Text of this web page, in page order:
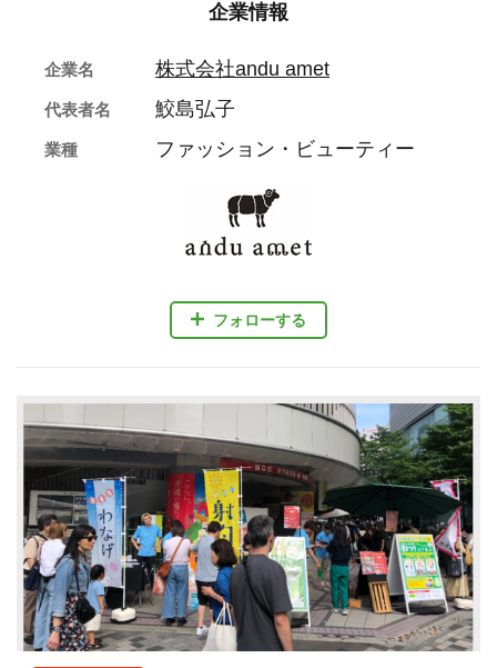
企業情報
フォローする
企業名 株式会社andu amet
代表者名 鮫島弘子
業種 ファッション・ビューティー